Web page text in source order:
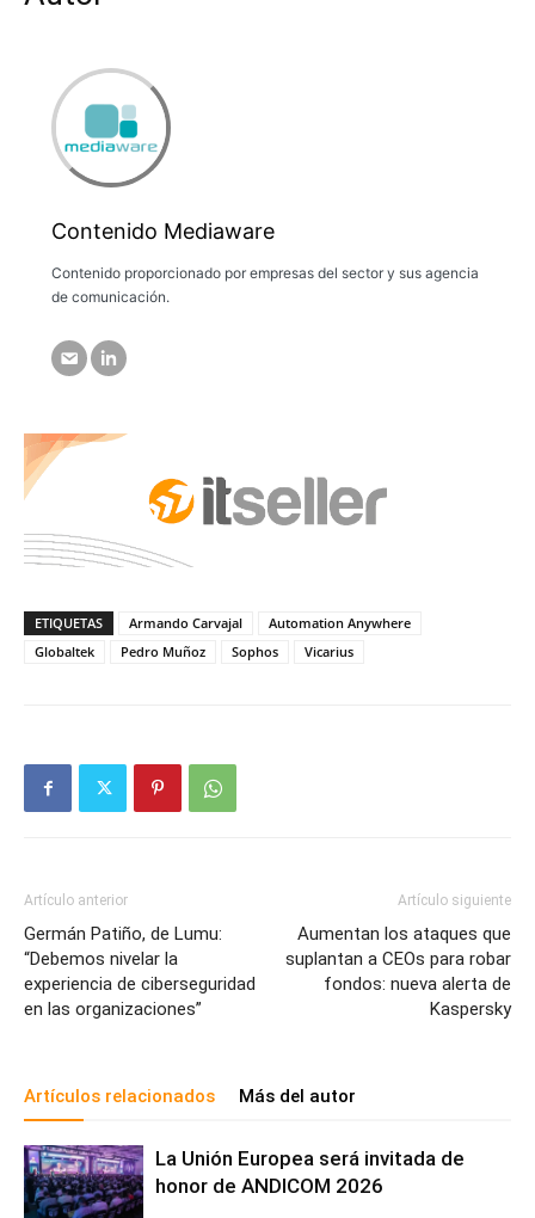
Contenido Mediaware
Contenido proporcionado por empresas del sector y sus agencia
de comunicación.
ETIQUETAS Armando Carvajal
Automation Anywhere
Globaltek
Pedro Muñoz Sophos Vicarius
Artículo anterior
Germán Patiño, de Lumu:
“Debemos nivelar la
experiencia de ciberseguridad
en las organizaciones”
Artículo siguiente
Aumentan los ataques que
suplantan a CEOs para robar
fondos: nueva alerta de
Kaspersky
Artículos relacionados Más del autor
La Unión Europea será invitada de
honor de ANDICOM 2026